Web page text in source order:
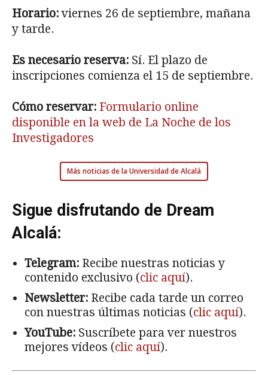
Horario:viernes 26 de septiembre, mañana
y tarde.
Es necesario reserva: Sí. El plazo de
inscripciones comienza el 15 de septiembre.
Cómo reservar: Formulario online
disponible en la web de La Noche de los
Investigadores
Más noticias de la Universidad de Alcalá
Sigue disfrutando de Dream
Alcalá:
Telegram: Recibe nuestras noticias y
contenido exclusivo (clic aquí).
Newsletter: Recibe cada tarde un correo
con nuestras últimas noticias (clic aquí).
YouTube: Suscríbete para ver nuestros
mejores vídeos (clic aquí).